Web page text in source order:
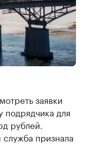
заявки
подрядчика для
рублей.
признала